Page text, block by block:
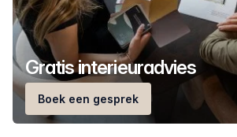
Gratis interieuradvies
Boek een gesprek